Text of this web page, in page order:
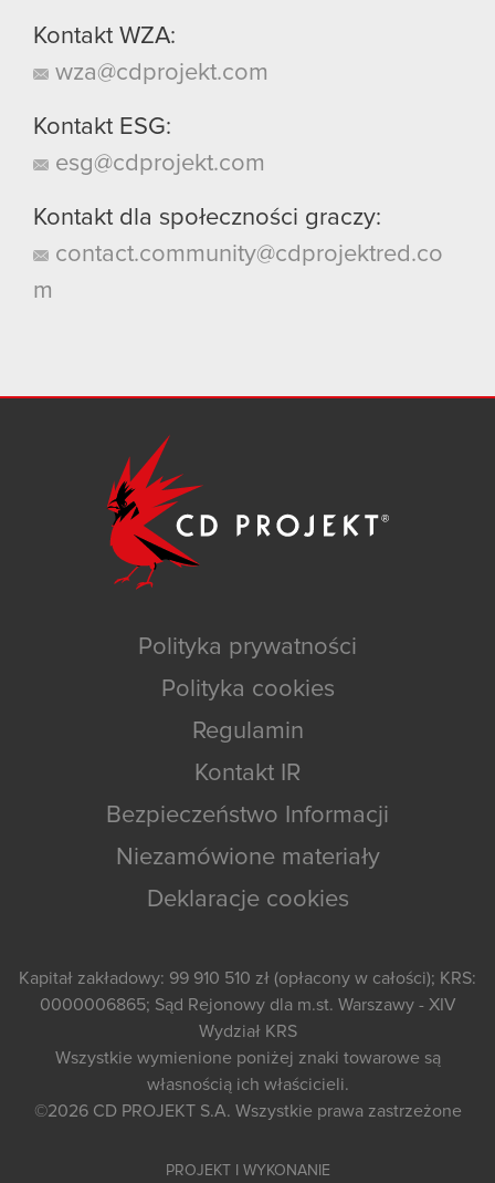
Kontakt WZA:
wza@cdprojekt.com
Kontakt ESG:
esg@cdprojekt.com
Kontakt dla społeczności graczy:
contact.community@cdprojektred.co
m
Polityka prywatności
Polityka cookies
Regulamin
Kontakt IR
Bezpieczeństwo Informacji
Niezamówione materiały
Deklaracje cookies
Kapitał zakładowy: 99 910 510 zł (opłacony w całości); KRS:
0000006865; Sąd Rejonowy dla m.st. Warszawy - XIV
Wydział KRS
Wszystkie wymienione poniżej znaki towarowe są
własnością ich właścicieli.
©2026 CD PROJEKT S.A. Wszystkie prawa zastrzeżone
PROJEKT I WYKONANIE